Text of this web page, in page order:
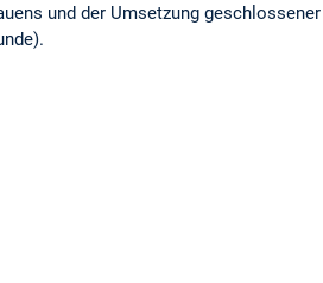
und der Umsetzung geschlossener